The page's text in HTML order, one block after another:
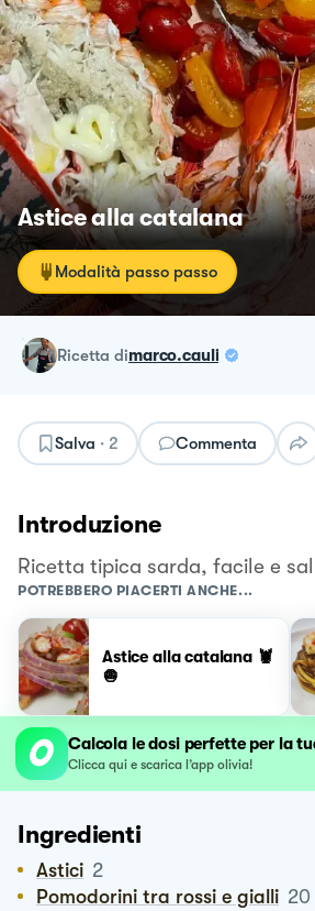
Astice alla catalana
Modalità passo passo
ricetta dimarco.cauli
Salva · 2 Commenta
Introduzione
Ricetta tipica sarda, facile e
POTREBBERO PIACERTI ANCHE...
Astice alla catalana 🦞
🧅
Calcola le dosi perfette per la
Clicca qui e scarica l’app olivia!
Ingredienti
Astici 2
Pomodorini tra rossi e gialli 20